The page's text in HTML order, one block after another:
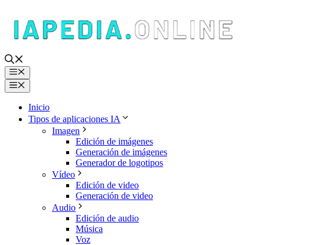
contenido
Menú
Menú
Inicio
Tipos de aplicaciones IA
Imagen
Edición de imágenes
Generación de imágenes
Generador de logotipos
Vídeo
Edición de video
Generación de video
Audio
Edición de audio
Música
Voz